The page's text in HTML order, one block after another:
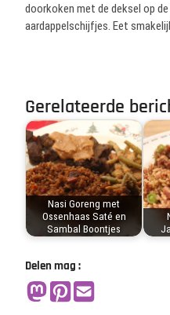
doorkoken met de deksel op
aardappelschijfjes. Eet
Gerelateerde
Nasi Goreng met
Ossenhaas Saté en
Sambal Boontjes
Delen mag :